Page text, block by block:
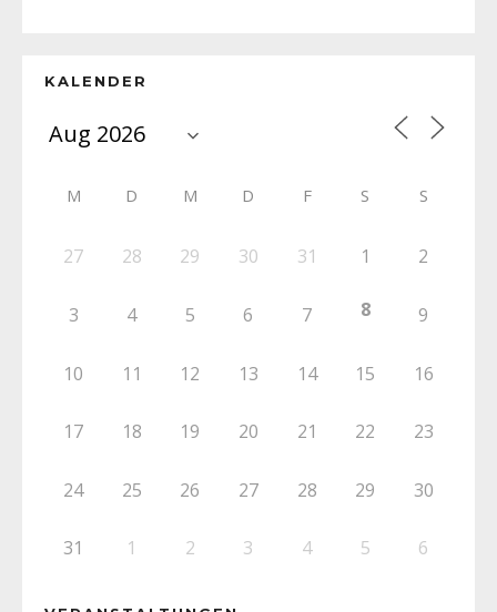
KALENDER
M D M D F S S
27 28 29 30 31 1 2
3 4 5 6 7 8 9
10 11 12 13 14 15 16
17 18 19 20 21 22 23
24 25 26 27 28 29 30
31 1 2 3 4 5 6